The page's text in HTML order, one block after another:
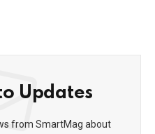
Updates
from SmartMag about